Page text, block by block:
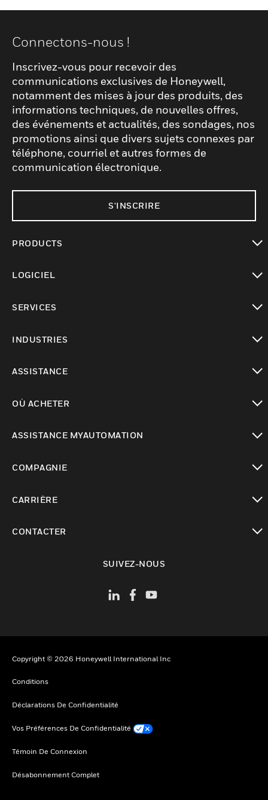
Connectons-nous !
Inscrivez-vous pour recevoir des
communications exclusives de Honeywell,
notamment des mises à jour des produits, des
informations techniques, de nouvelles offres,
des événements et actualités, des sondages, nos
promotions ainsi que divers sujets connexes par
téléphone, courriel et autres formes de
communication électronique.
S'INSCRIRE
PRODUCTS
LOGICIEL
SERVICES
INDUSTRIES
ASSISTANCE
OÙ ACHETER
ASSISTANCE MYAUTOMATION
COMPAGNIE
CARRIÈRE
CONTACTER
SUIVEZ-NOUS
Copyright © 2026 Honeywell International Inc
Conditions
Déclarations De Confidentialité
Vos Préférences De Confidentialité
Témoin De Connexion
Désabonnement Complet